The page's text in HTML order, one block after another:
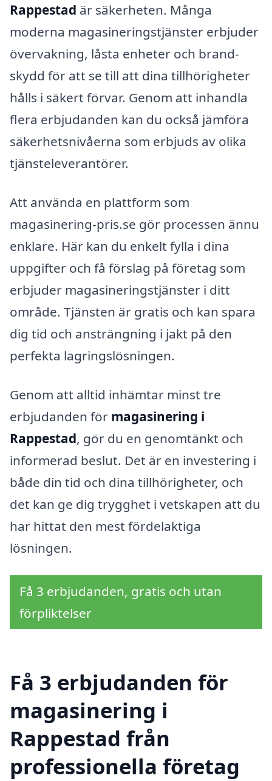
Rappestad är säkerheten. Många
moderna magasineringstjänster erbjuder
övervakning, låsta enheter och brand-
skydd för att se till att dina tillhörigheter
hålls i säkert förvar. Genom att inhandla
flera erbjudanden kan du också jämföra
säkerhetsnivåerna som erbjuds av olika
tjänsteleverantörer.
Att använda en plattform som
magasinering-pris.se gör processen ännu
enklare. Här kan du enkelt fylla i dina
uppgifter och få förslag på företag som
erbjuder magasineringstjänster i ditt
område. Tjänsten är gratis och kan spara
dig tid och ansträngning i jakt på den
perfekta lagringslösningen.
Genom att alltid inhämtar minst tre
erbjudanden för magasinering i
Rappestad, gör du en genomtänkt och
informerad beslut. Det är en investering i
både din tid och dina tillhörigheter, och
det kan ge dig trygghet i vetskapen att du
har hittat den mest fördelaktiga
lösningen.
Få 3 erbjudanden, gratis och utan
förpliktelser
Få 3 erbjudanden för
magasinering i
Rappestad från
professionella företag